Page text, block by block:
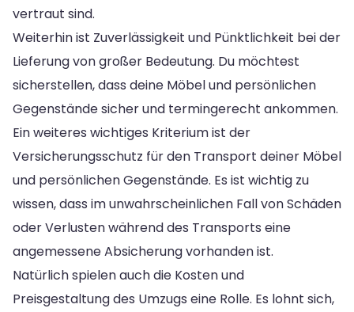
vertraut sind.
Weiterhin ist Zuverlässigkeit und Pünktlichkeit bei der
Lieferung von großer Bedeutung. Du möchtest
sicherstellen, dass deine Möbel und persönlichen
Gegenstände sicher und termingerecht ankommen.
Ein weiteres wichtiges Kriterium ist der
Versicherungsschutz für den Transport deiner Möbel
und persönlichen Gegenstände. Es ist wichtig zu
wissen, dass im unwahrscheinlichen Fall von Schäden
oder Verlusten während des Transports eine
angemessene Absicherung vorhanden ist.
Natürlich spielen auch die Kosten und
Preisgestaltung des Umzugs eine Rolle. Es lohnt sich,